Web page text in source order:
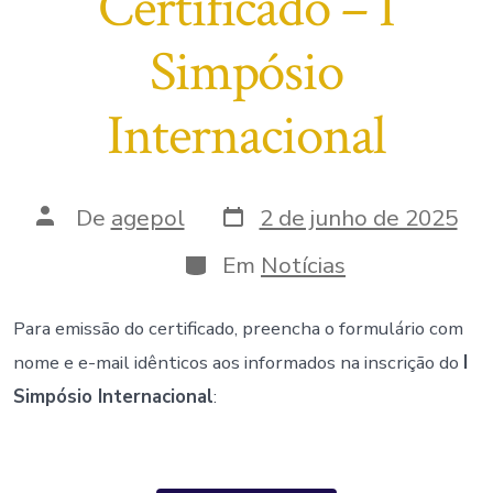
Simpósio
Internacional
Autor
De agepol Data
do
post
2 de junho de 2025
Categorias
Em Notícias
Para emissão do certificado, preencha o formulário com
nome e e-mail idênticos aos informados na inscrição do I
Simpósio Internacional: